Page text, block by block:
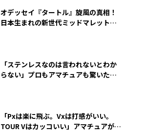
オデッセイ『タートル』旋風の真相！
日本生まれの新世代ミッドマレットが
「ステンレスなのは言われないとわか
らない」プロもアマチュアも驚いた
「Pxは楽に飛ぶ。Vxは打感がいい。
TOUR Vはカッコいい」アマチュアが選